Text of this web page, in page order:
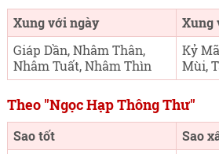
Xung với ngày
Xung
Giáp Dần, Nhâm Thân,
Nhâm Tuất, Nhâm Thìn
Kỷ
Mùi,
Theo "Ngọc Hạp Thông Thư"
Sao tốt
Sao